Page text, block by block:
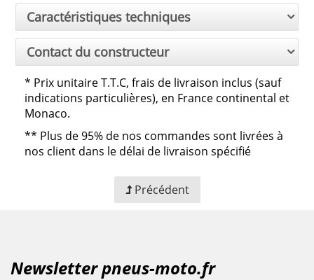
Caractéristiques techniques
Contact du constructeur
* Prix unitaire T.T.C, frais de livraison inclus (sauf
indications particulières), en France continental et
Monaco.
** Plus de 95% de nos commandes sont livrées à
nos client dans le délai de livraison spécifié
Précédent
Newsletter pneus-moto.fr